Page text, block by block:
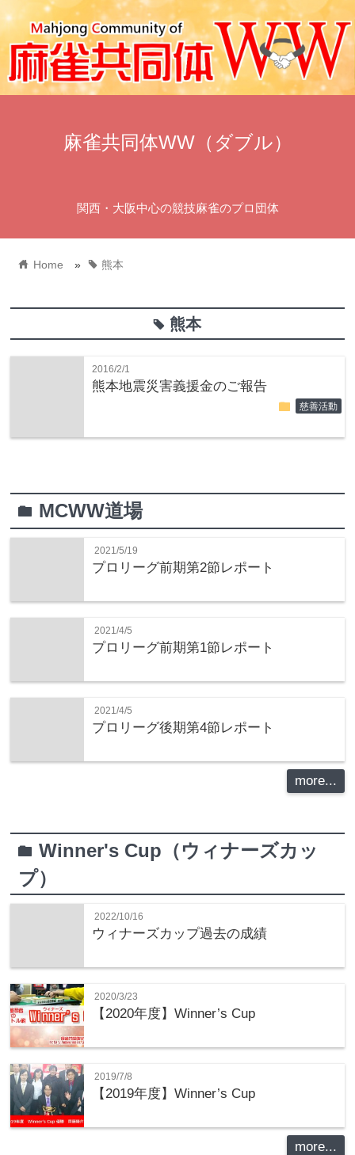
麻雀共同体WW（ダブル）
関西・大阪中心の競技麻雀のプロ団体
home Home » tag熊本
tag 熊本
2016/2/1
熊本地震災害義援金のご報告
folder 慈善活動
folder MCWW道場
2021/5/19
プロリーグ前期第2節レポート
2021/4/5
プロリーグ前期第1節レポート
2021/4/5
プロリーグ後期第4節レポート
more...
folderWinner's Cup（ウィナーズカッ
プ）
2022/10/16
ウィナーズカップ過去の成績
2020/3/23
【2020年度】Winner’s Cup
2019/7/8
【2019年度】Winner’s Cup
more...